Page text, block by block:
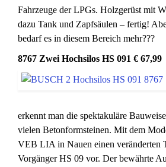
Fahrzeuge der LPGs. Holzgerüst mit
dazu Tank und Zapfsäulen – fertig!
bedarf es in diesem Bereich mehr???
8767 Zwei Hochsilos HS 091 € 67,99
erkennt man die spektakuläre
vielen Betonformsteinen. Mit dem
VEB LIA in Nauen einen veränderten
Vorgänger HS 09 vor. Der bewährte